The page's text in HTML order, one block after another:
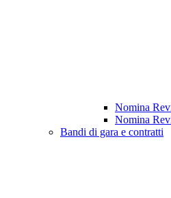
Nomina
Nomina
Bandi di gara e contratti